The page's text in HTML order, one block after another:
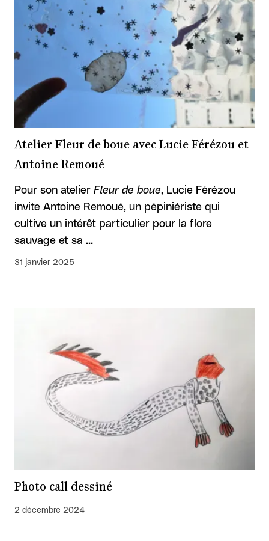
Atelier Fleur de boue avec Lucie Férézou et
Antoine Remoué
Pour son atelier Fleur de boue, Lucie Férézou
invite Antoine Remoué, un pépiniériste qui
cultive un intérêt particulier pour la flore
sauvage et sa …
31 janvier 2025
Photo call dessiné
2 décembre 2024